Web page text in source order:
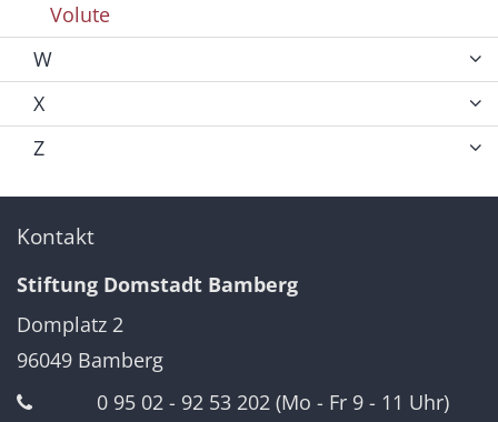
Volute
W
X
Z
Kontakt
Stiftung Domstadt Bamberg
Domplatz 2
96049 Bamberg
0 95 02 - 92 53 202 (Mo - Fr 9 - 11 Uhr)